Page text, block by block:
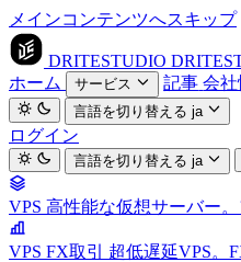
メインコンテンツへスキップ
DRITESTUDIO
ホーム
サービス 記事 会社
言語を切り替える ja
ログイン
言語を切り替える ja
VPS 高性能な仮想サーバー
VPS FX取引 超低遅延VPS。